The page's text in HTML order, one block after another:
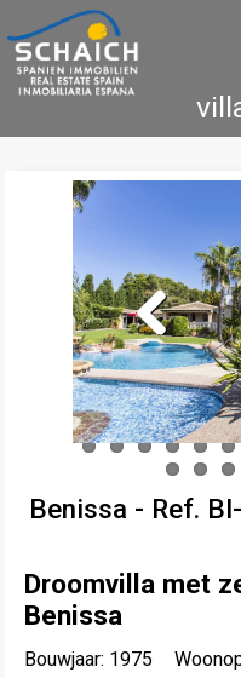
Home
Previous
Benissa - Ref.
Droomvilla met
Benissa
Bouwjaar: 1975